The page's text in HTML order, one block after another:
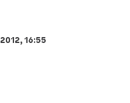
16:55